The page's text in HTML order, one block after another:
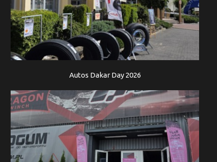
Autos Dakar Day 2026